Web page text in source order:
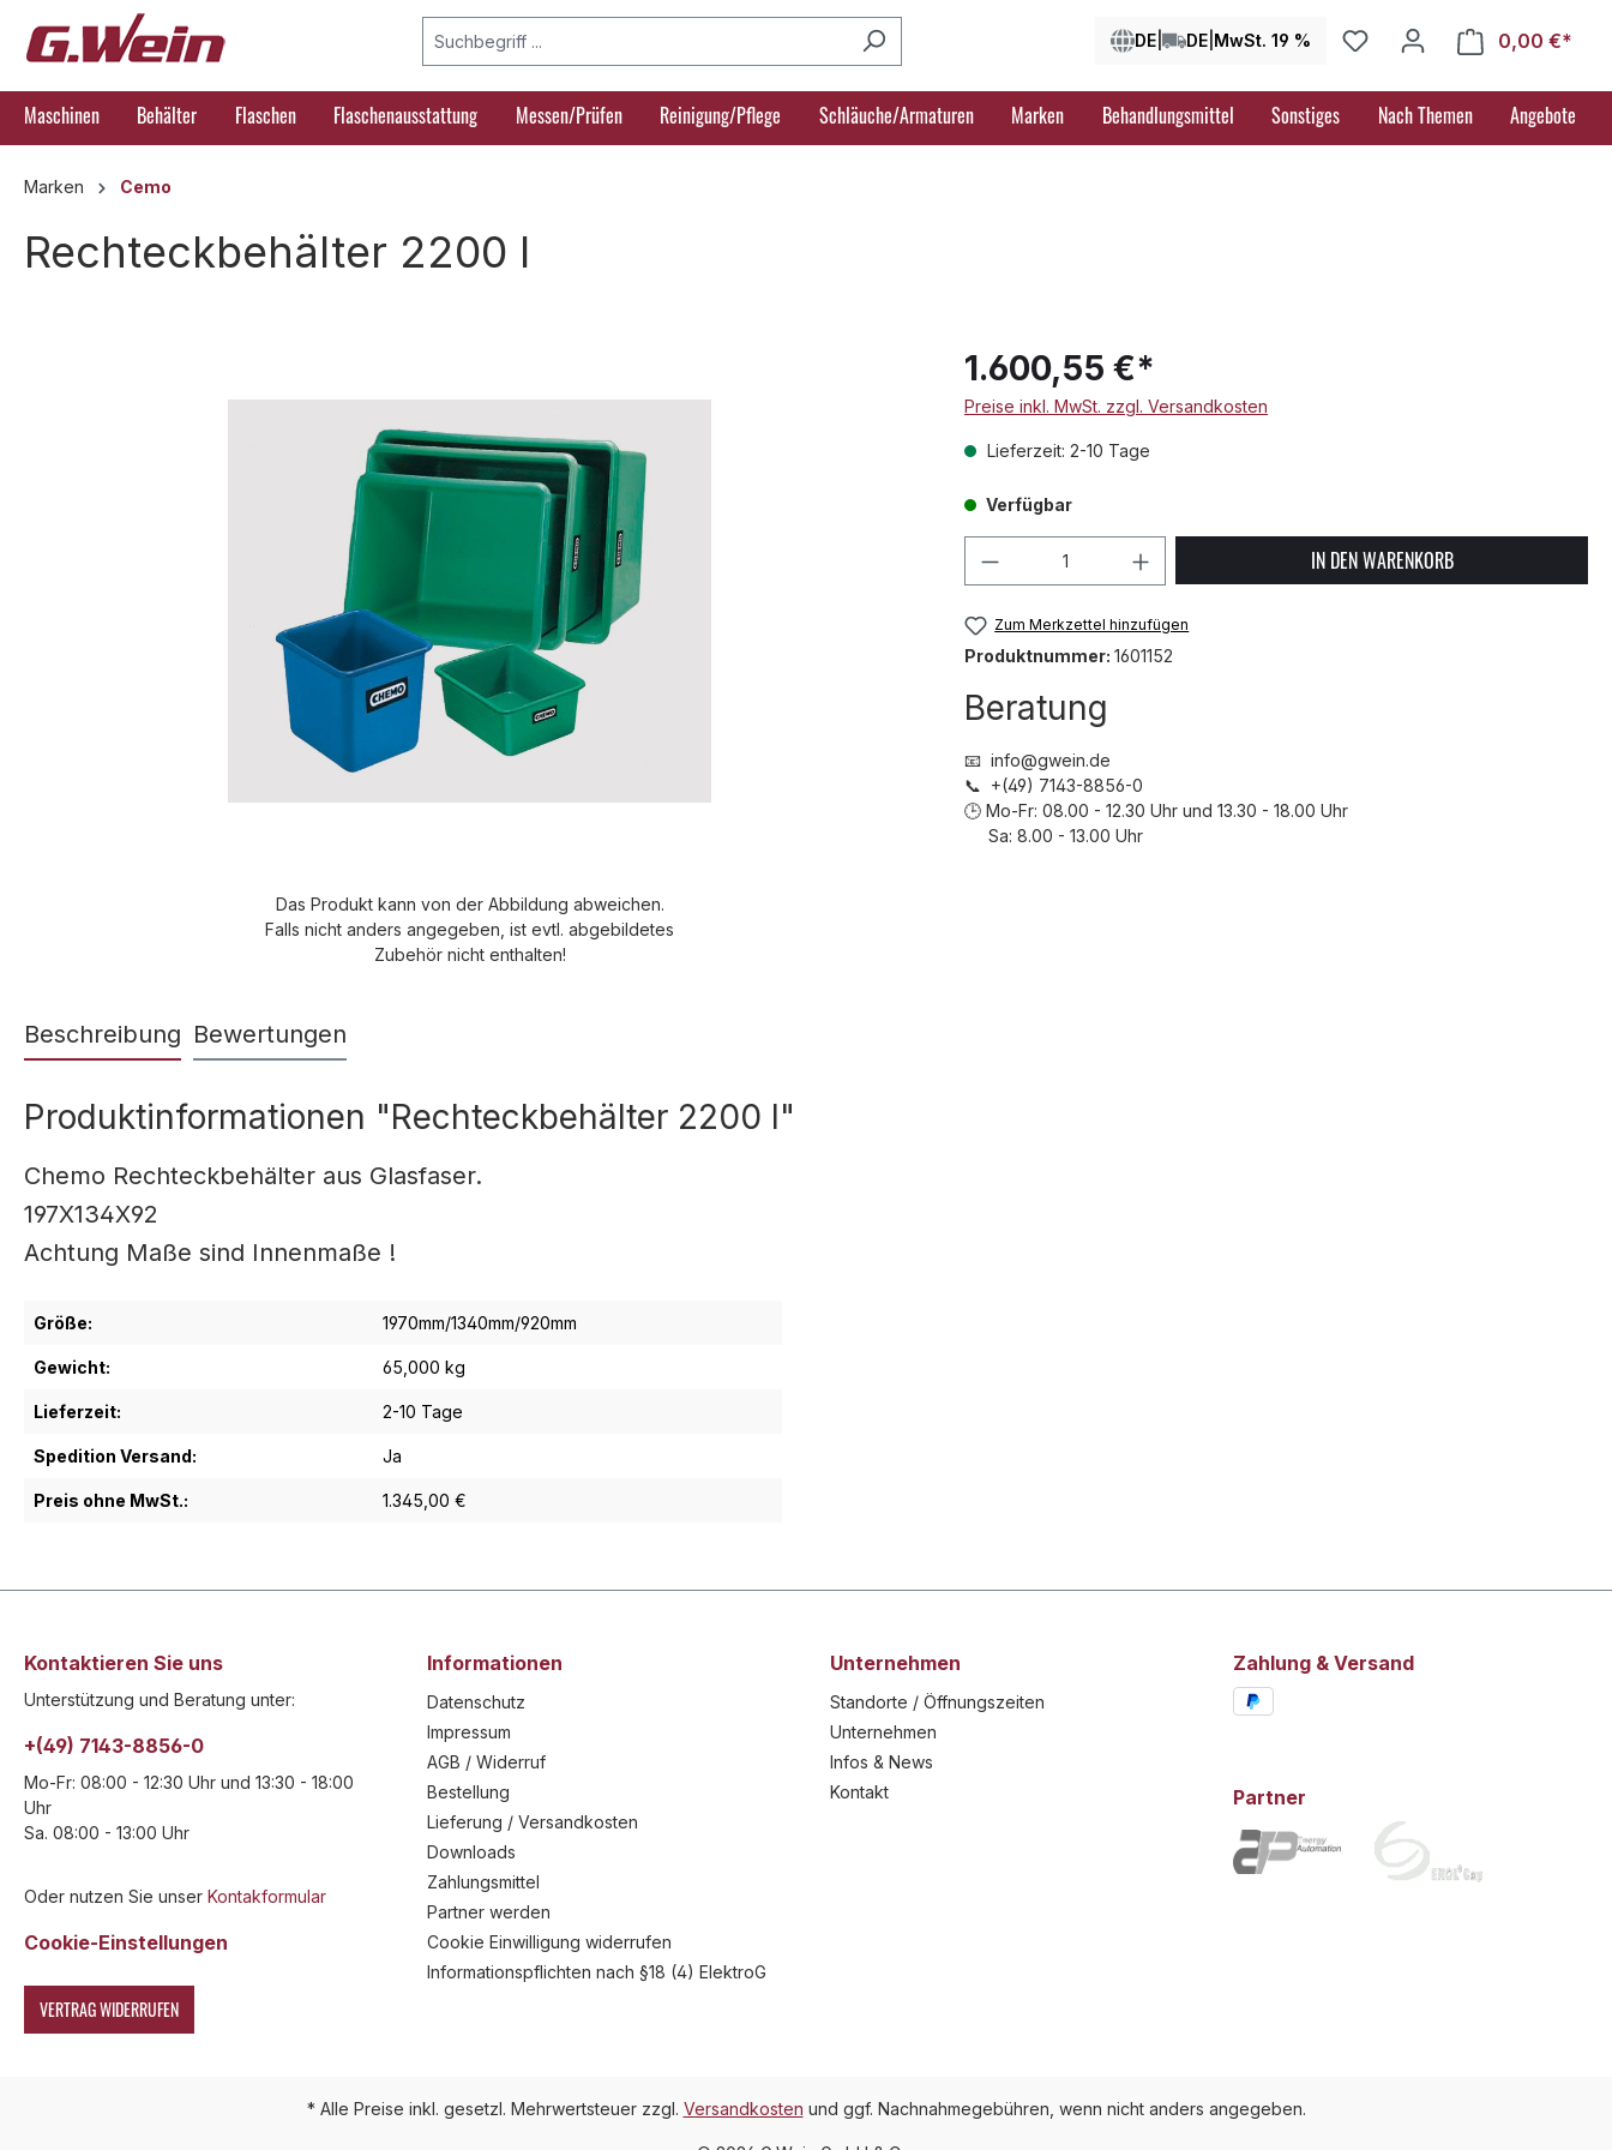
Zur Hauptnavigation springen
DE DE MwSt. 19 % 0,00 €*
Maschinen Behälter Flaschen Flaschenausstattung Messen/Prüfen Reinigung/Pflege Schläuche/Armaturen Marken Behandlungsmittel Sonstiges Nach Themen Angebote
Marken Cemo
Rechteckbehälter 2200 l
Das Produkt kann von der Abbildung abweichen.
Falls nicht anders angegeben, ist evtl. abgebildetes
Zubehör nicht enthalten!
1.600,55 €*
Preise inkl. MwSt. zzgl. Versandkosten
Lieferzeit: 2-10 Tage
Verfügbar
Produkt Anzahl: Gib den gewünschten Wert
IN DEN WARENKORB
Zum Merkzettel hinzufügen
Produktnummer: 1601152
Beratung
📧 info@gwein.de
📞 +(49) 7143-8856-0
🕒 Mo-Fr: 08.00 - 12.30 Uhr und 13.30 - 18.00 Uhr
Sa: 8.00 - 13.00 Uhr
Beschreibung Bewertungen
Produktinformationen "Rechteckbehälter 2200 l"
Chemo Rechteckbehälter aus Glasfaser.
197X134X92
Achtung Maße sind Innenmaße !
Größe: 1970mm/1340mm/920mm
Gewicht: 65,000 kg
Lieferzeit: 2-10 Tage
Spedition Versand: Ja
Preis ohne MwSt.: 1.345,00 €
Kontaktieren Sie uns
Unterstützung und Beratung unter:
+(49) 7143-8856-0
Mo-Fr: 08:00 - 12:30 Uhr und 13:30 - 18:00
Uhr
Sa. 08:00 - 13:00 Uhr
Oder nutzen Sie unser Kontakformular
Cookie-Einstellungen
VERTRAG WIDERRUFEN
Informationen
Datenschutz
Impressum
AGB / Widerruf
Bestellung
Lieferung / Versandkosten
Downloads
Zahlungsmittel
Partner werden
Cookie Einwilligung widerrufen
Informationspflichten nach §18 (4) ElektroG
Unternehmen
Standorte / Öffnungszeiten
Unternehmen
Infos & News
Kontakt
Zahlung & Versand
Partner
* Alle Preise inkl. gesetzl. Mehrwertsteuer zzgl. Versandkosten und ggf. Nachnahmegebühren, wenn nicht anders angegeben.